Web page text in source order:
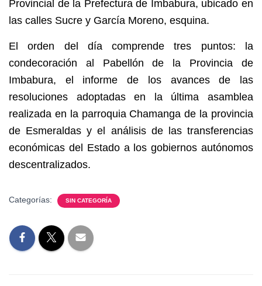
Provincial de la Prefectura de Imbabura, ubicado en
las calles Sucre y García Moreno, esquina.
El orden del día comprende tres puntos: la
condecoración al Pabellón de la Provincia de
Imbabura, el informe de los avances de las
resoluciones adoptadas en la última asamblea
realizada en la parroquia Chamanga de la provincia
de Esmeraldas y el análisis de las transferencias
económicas del Estado a los gobiernos autónomos
descentralizados.
Categorías: SIN CATEGORÍA